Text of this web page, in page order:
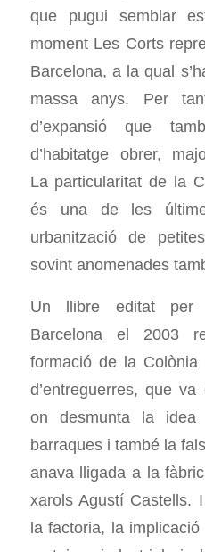
que pugui semblar
moment Les Corts
Barcelona, a la qual
massa anys. Per
d’expansió que
d’habitatge obrer,
La particularitat de la
és una de les
urbanització de
sovint anomenades
Un llibre editat per
Barcelona el 2003
formació de la
d’entreguerres, que
on desmunta la
barraques i també la
anava lligada a la
xarols Agustí Castells.
la factoria, la